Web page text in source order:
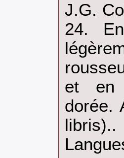
‎J.G.
24.
et en
dorée.